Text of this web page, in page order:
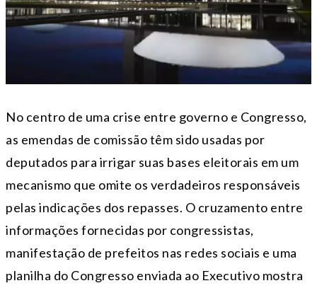
No centro de uma crise entre governo e Congresso,
as emendas de comissão têm sido usadas por
deputados para irrigar suas bases eleitorais em um
mecanismo que omite os verdadeiros responsáveis
pelas indicações dos repasses. O cruzamento entre
informações fornecidas por congressistas,
manifestação de prefeitos nas redes sociais e uma
planilha do Congresso enviada ao Executivo mostra